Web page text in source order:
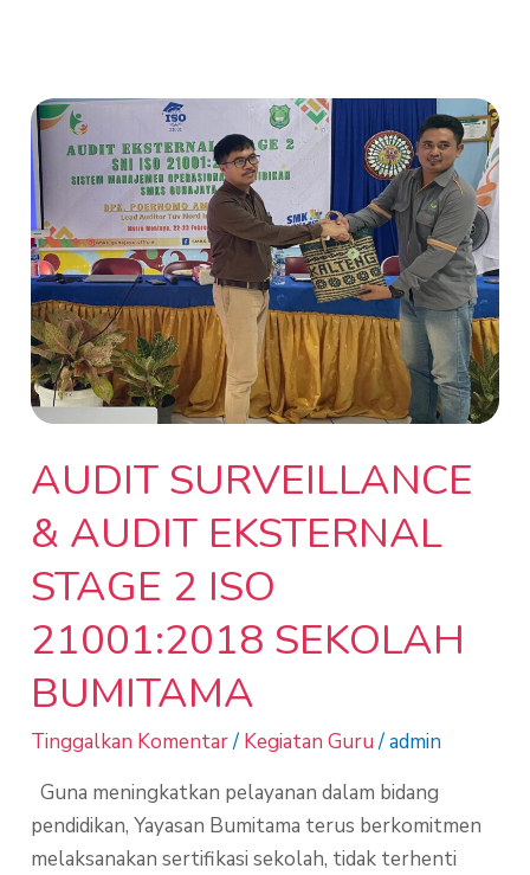
AUDIT SURVEILLANCE
& AUDIT EKSTERNAL
STAGE 2 ISO
21001:2018 SEKOLAH
BUMITAMA
Tinggalkan Komentar/ Kegiatan Guru/admin
Guna meningkatkan pelayanan dalam bidang
pendidikan, Yayasan Bumitama terus berkomitmen
melaksanakan sertifikasi sekolah, tidak terhenti
AUDIT
SURVEILLANCE
&
AUDIT
EKSTERNAL
STAGE
2
ISO
21001:2018
SEKOLAH